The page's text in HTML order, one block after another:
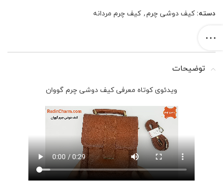
دسته: کیف دوشی چرم, کیف چرم مردانه
توضیحات
ویدئوی کوتاه معرفی کیف دوشی چرم گووان